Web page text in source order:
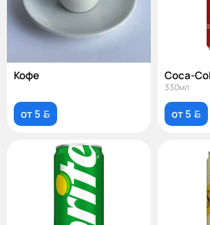
Кофе
от 5 
Coca-
330мл
от 5 